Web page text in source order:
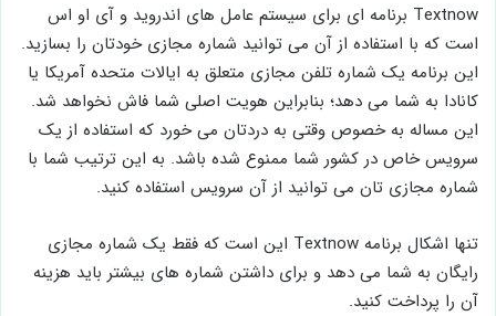
Textnow برنامه ای برای سیستم عامل های اندروید و آی او اس
است که با استفاده از آن می توانید شماره مجازی خودتان را بسازید.
این برنامه یک شماره تلفن مجازی متعلق به ایالات متحده آمریکا یا
کانادا به شما می دهد؛ بنابراین هویت اصلی شما فاش نخواهد شد.
این مساله به خصوص وقتی به دردتان می خورد که استفاده از یک
سرویس خاص در کشور شما ممنوع شده باشد. به این ترتیب شما با
شماره مجازی تان می توانید از آن سرویس استفاده کنید.
تنها اشکال برنامه Textnow این است که فقط یک شماره مجازی
رایگان به شما می دهد و برای داشتن شماره های بیشتر باید هزینه
آن را پرداخت کنید.